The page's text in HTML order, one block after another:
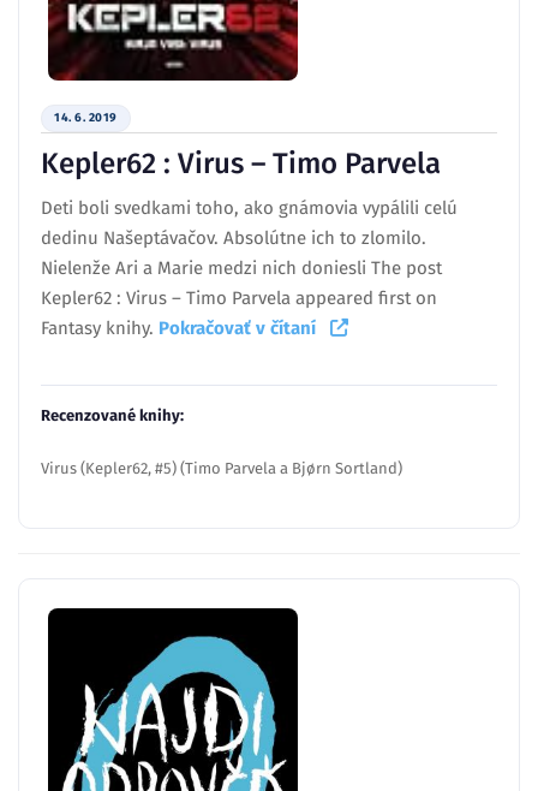
14. 6. 2019
Kepler62 : Virus – Timo Parvela
Deti boli svedkami toho, ako gnámovia vypálili celú
dedinu Našeptávačov. Absolútne ich to zlomilo.
Nielenže Ari a Marie medzi nich doniesli The post
Kepler62 : Virus – Timo Parvela appeared first on
Fantasy knihy. Pokračovať v čítaní
Recenzované knihy:
Virus (Kepler62, #5) (Timo Parvela a Bjørn Sortland)